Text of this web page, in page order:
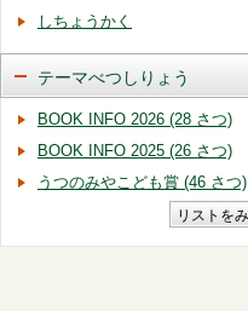
しちょうかく
テーマべつしりょう
BOOK INFO 2026 (28 さつ)
BOOK INFO 2025 (26 さつ)
うつのみやこども賞 (46 さつ)